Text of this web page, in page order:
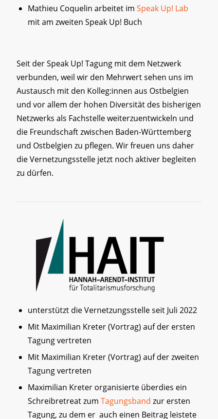
Mathieu Coquelin arbeitet im Speak Up! Lab
mit am zweiten Speak Up! Buch
Seit der Speak Up! Tagung mit dem Netzwerk
verbunden, weil wir den Mehrwert sehen uns im
Austausch mit den Kolleg:innen aus Ostbelgien
und vor allem der hohen Diversität des bisherigen
Netzwerks als Fachstelle weiterzuentwickeln und
die Freundschaft zwischen Baden-Württemberg
und Ostbelgien zu pflegen. Wir freuen uns daher
die Vernetzungsstelle jetzt noch aktiver begleiten
zu dürfen.
unterstützt die Vernetzungsstelle seit Juli 2022
Mit Maximilian Kreter (Vortrag) auf der ersten
Tagung vertreten
Mit Maximilian Kreter (Vortrag) auf der zweiten
Tagung vertreten
Maximilian Kreter organisierte überdies ein
Schreibretreat zum Tagungsband zur ersten
Tagung, zu dem er auch einen Beitrag leistete